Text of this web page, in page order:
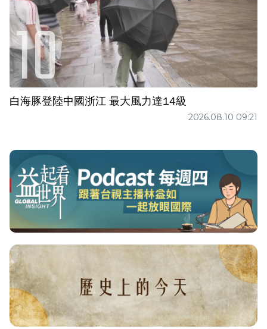
白海豚登陸中國浙江 最大風力達14級
2026.08.10 09:21